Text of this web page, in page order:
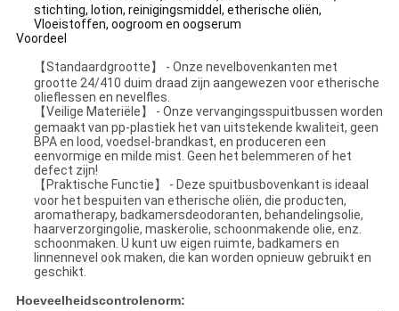
stichting, lotion, reinigingsmiddel, etherische oliën,
Vloeistoffen, oogroom en oogserum
Voordeel
【Standaardgrootte】 - Onze nevelbovenkanten met
grootte 24/410 duim draad zijn aangewezen voor etherische
olieflessen en nevelfles.
【Veilige Materiële】 - Onze vervangingsspuitbussen worden
gemaakt van pp-plastiek het van uitstekende kwaliteit, geen
BPA en lood, voedsel-brandkast, en produceren een
eenvormige en milde mist. Geen het belemmeren of het
defect zijn!
【Praktische Functie】 - Deze spuitbusbovenkant is ideaal
voor het bespuiten van etherische oliën, die producten,
aromatherapy, badkamersdeodoranten, behandelingsolie,
haarverzorgingolie, maskerolie, schoonmakende olie, enz.
schoonmaken. U kunt uw eigen ruimte, badkamers en
linnennevel ook maken, die kan worden opnieuw gebruikt en
geschikt.
Hoeveelheidscontrolenorm: